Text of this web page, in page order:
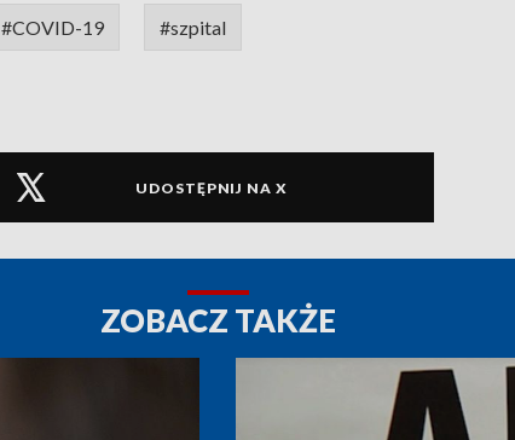
#COVID-19 #szpital
UDOSTĘPNIJ NA X
ZOBACZ TAKŻE